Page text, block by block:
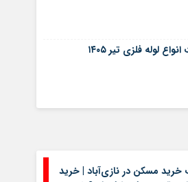
لوله فلزی تیر ۱۴۰۵
مسکن در نازی‌آباد | خرید